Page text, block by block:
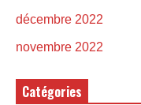
décembre 2022
novembre 2022
Catégories